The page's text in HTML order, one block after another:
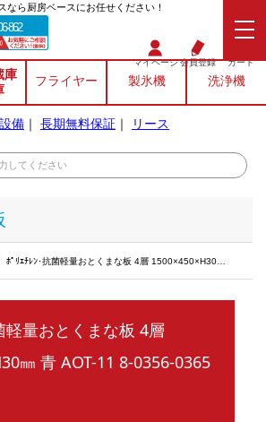
なら厨房ベースにお任せください！
862
マイページ会員登録 カート
庫
フライヤー 製氷機 洗浄機
備 ｜ 長期無料保証 ｜ リース
ﾎﾟﾘｴﾁﾚﾝ･抗菌軽量おとくまな板 4層 1500×450×H30㎜ 青 AOT-11 8-0356-0365
軽量おとくまな板 4層
㎜ 青 AOT-11 8-0356-0365